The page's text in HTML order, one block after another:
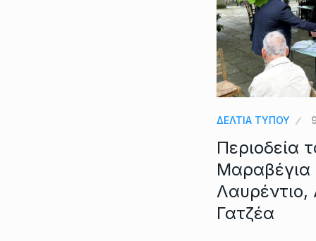
ΔΕΛΤΙΑ ΤΥΠΟΥ
Περιοδεία
Μαραβέγια
Γατζέα